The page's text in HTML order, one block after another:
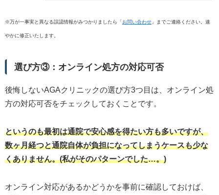
※万が一事実と異なる誤認情報がみつかりましたら「お問い合わせ 」までご連絡ください。速
やかに修正いたします。
選び方③：オンライン処方の対応可否
後悔しないAGAクリニックの選び方3つ目は、オンライン処
方の対応可否をチェックしておくことです。
というのも最初は通院で安心感を得たい方も多いですが、
数ヶ月経つと通院自体が負担になってしまうケースも少な
くありません。(私がそのパターンでした…。)
オンライン対応があるかどうかを事前に確認しておけば、